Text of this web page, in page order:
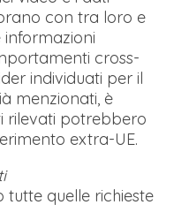
con tra loro e
cross-
individuati per il
menzionati, è
rilevati potrebbero
extra-UE.
tutte quelle richieste